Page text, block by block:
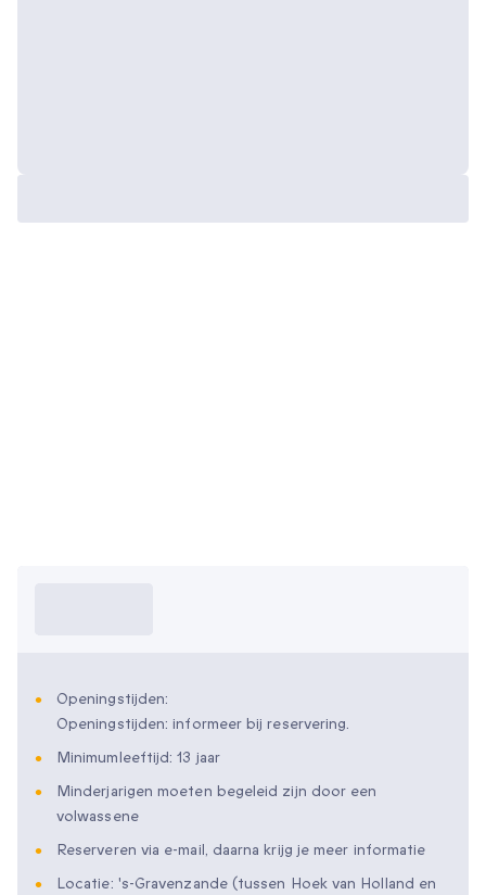
Openingstijden:
Openingstijden: informeer bij reservering.
Minimumleeftijd: 13 jaar
Minderjarigen moeten begeleid zijn door een
volwassene
Reserveren via e-mail, daarna krijg je meer informatie
Locatie: 's-Gravenzande (tussen Hoek van Holland en